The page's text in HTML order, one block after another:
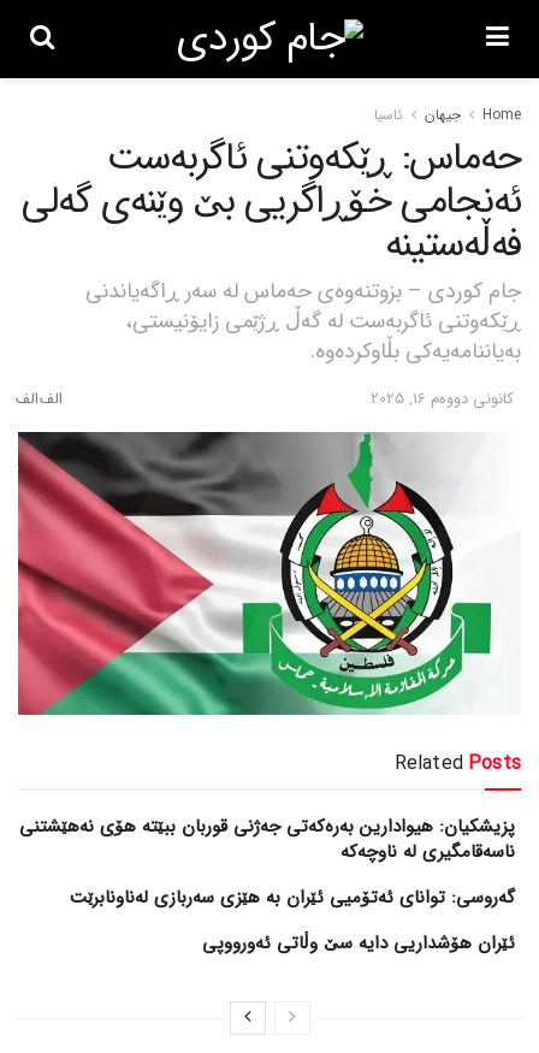
Home جیهان ئاسیا
حەماس: ڕێکەوتنی ئاگربەست
ئەنجامی خۆڕاگریی بێ وێنەی گەلی
فەڵەستینە
جام کوردی – بزوتنەوەی حەماس لە سەر ڕاگەیاندنی
ڕێکەوتنی ئاگربەست لە گەڵ ڕژێمی زایۆنیستی،
بەیاننامەیەکی بڵاوکردەوە.
كانونی دووه‌م 16, 2025
Related Posts
پزیشکیان: هیوادارین بەرەکەتی جەژنی قوربان ببێتە هۆی نەهێشتنی
ناسەقامگیری لە ناوچەکە
گەروسی: توانای ئەتۆمیی ئێران بە هێزی سەربازی لەناونابرێت
ئێران هۆشداریی دایە سێ وڵاتی ئەورووپی